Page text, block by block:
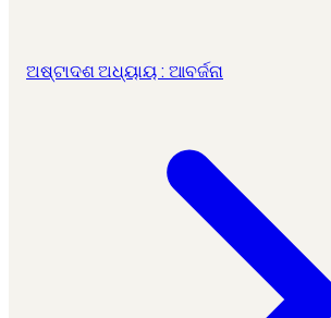
ଅଷ୍ଟାଦଶ ଅଧ୍ୟାୟ : ଆବର୍ଜନା